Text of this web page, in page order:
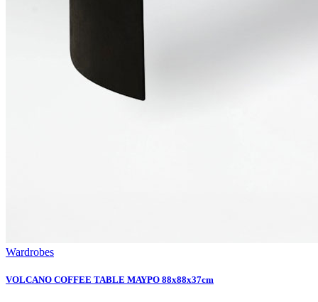
Wardrobes
VOLCANO COFFEE TABLE ΜΑΥΡΟ 88x88x37cm